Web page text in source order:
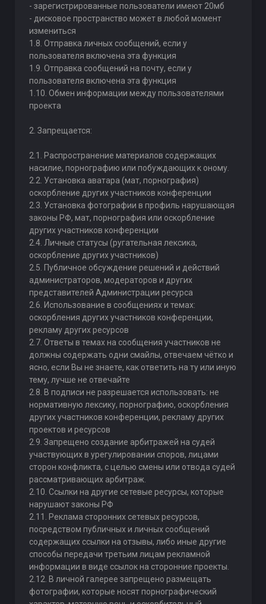
- зарегистрированные пользователи имеют 20мб
- дисковое пространство может в любой момент
измениться
1.8. Отправка личных сообщений, если у
пользователя включена эта функция
1.9. Отправка сообщений на почту, если у
пользователя включена эта функция
1.10. Обмен информации между пользователями
проекта
2. Запрещается:
2.1. Распространение материалов содержащих
насилие, порнографию или побуждающих к оному.
2.2. Установка аватара (мат, порнография)
оскорбление других участников конференции
2.3. Установка фотографии в профиль нарушающая
законы РФ, мат, порнография или оскорбление
других участников конференции
2.4. Личные статусы (ругательная лексика,
оскорбление других участников)
2.5. Публичное обсуждение решений и действий
администраторов, модераторов и других
представителей Администрации ресурса
2.6. Использование в сообщениях и темах:
оскорбления других участников конференции,
рекламу других ресурсов
2.7. Ответы в темах на сообщения участников не
должны содержать одни смайлы, отвечаем чётко и
ясно, если Вы не знаете, как ответить на ту или иную
тему, лучше не отвечайте
2.8. В подписи не разрешается использовать: не
нормативную лексику, порнографию, оскорбления
других участников конференции, рекламу других
проектов и ресурсов
2.9. Запрещено создание арбитражей на судей
участвующих в урегулировании споров, лицами
сторон конфликта, с целью смены или отвода судей
рассматривающих арбитраж.
2.10. Ссылки на другие сетевые ресурсы, которые
нарушают законы РФ
2.11. Реклама сторонних сетевых ресурсов,
посредством публичных и личных сообщений
содержащих ссылки на отзывы, либо иные другие
способы передачи третьим лицам рекламной
информации в виде ссылок на сторонние проекты.
2.12. В личной галерее запрещено размещать
фотографии, которые носят порнографический